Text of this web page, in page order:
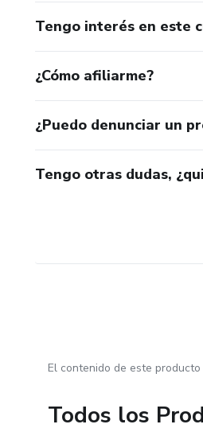
Tengo interés en este
¿Cómo afiliarme?
¿Puedo denunciar un
Tengo otras dudas,
El contenido de este
Todos los